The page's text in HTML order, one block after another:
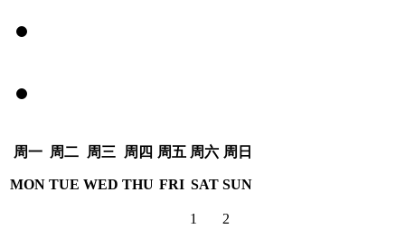
周一
MON
周二
TUE
周三
WED
周 四
THU
周五
FRI
周六
SAT
周 日
SUN
1
2